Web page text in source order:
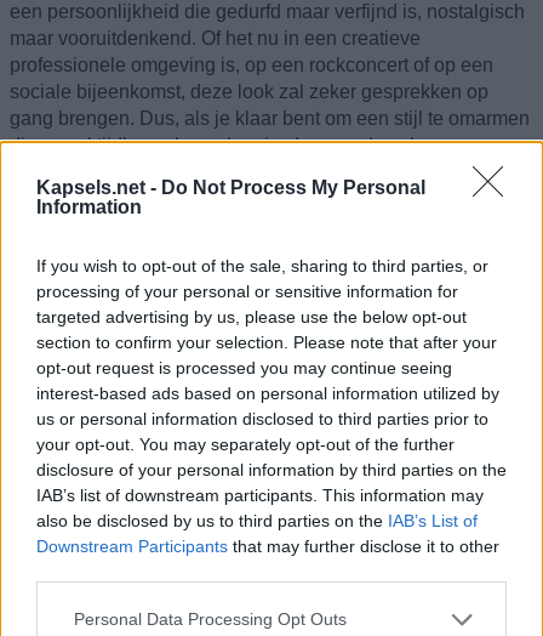
Kapsels.net - Do Not Process My Personal
Information
If you wish to opt-out of the sale, sharing to third parties, or
processing of your personal or sensitive information for
targeted advertising by us, please use the below opt-out
section to confirm your selection. Please note that after your
opt-out request is processed you may continue seeing
interest-based ads based on personal information utilized by
us or personal information disclosed to third parties prior to
your opt-out. You may separately opt-out of the further
disclosure of your personal information by third parties on the
IAB’s list of downstream participants. This information may
also be disclosed by us to third parties on the IAB’s List of
Downstream Participants that may further disclose it to other
Personal Data Processing Opt Outs
een persoonlijkheid die gedurfd maar verfijnd is, nostalgisch
maar vooruitdenkend. Of het nu in een creatieve
professionele omgeving is, op een rockconcert of op een
sociale bijeenkomst, deze look zal zeker gesprekken op
gang brengen. Dus, als je klaar bent om een stijl te omarmen
die zowel tijdloos als modern is, dan zou deze lange
jezelf. Het is gratis!